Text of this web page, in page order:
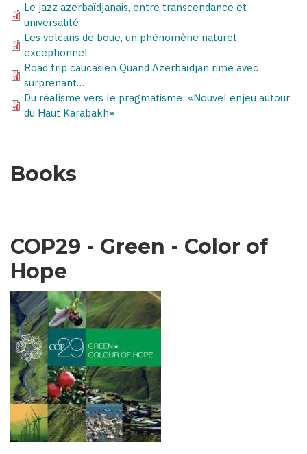
Le jazz azerbaïdjanais, entre transcendance et
universalité
Les volcans de boue, un phénomène naturel
exceptionnel
Road trip caucasien Quand Azerbaïdjan rime avec
surprenant…
Du réalisme vers le pragmatisme: «Nouvel enjeu autour
du Haut Karabakh»
Books
COP29 - Green - Color of
Hope